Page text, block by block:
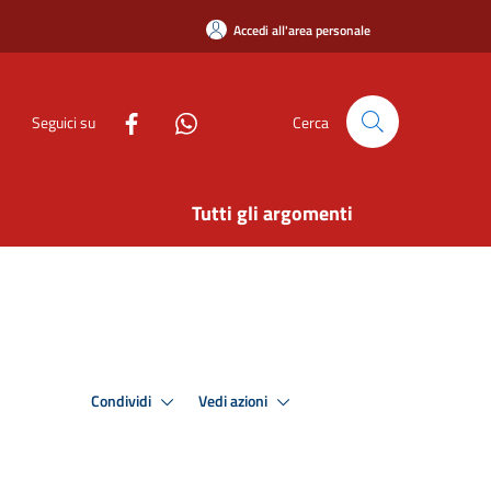
Accedi all'area personale
Seguici su Cerca
Tutti gli argomenti
Condividi Vedi azioni